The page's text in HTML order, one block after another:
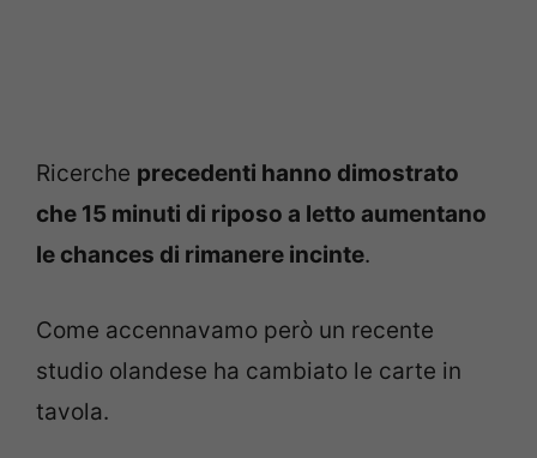
Ricerche precedenti hanno dimostrato
che 15 minuti di riposo a letto aumentano
le chances di rimanere incinte.
Come accennavamo però un recente
studio olandese ha cambiato le carte in
tavola.